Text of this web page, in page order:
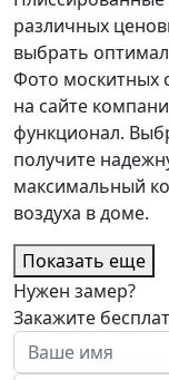
различных
выбрать
Фото москитных
на сайте
функционал.
получите
максимальный
воздуха в доме.
Показать еще
Нужен замер?
Закажите